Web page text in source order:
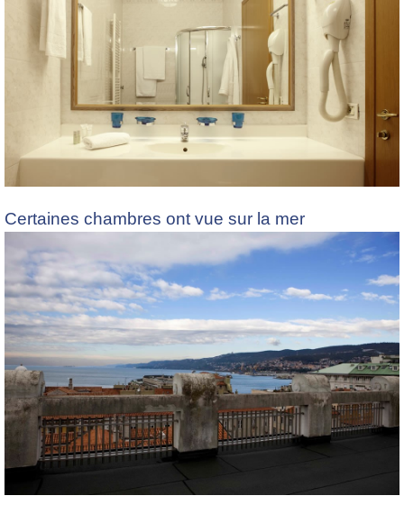
Certaines chambres ont vue sur la mer